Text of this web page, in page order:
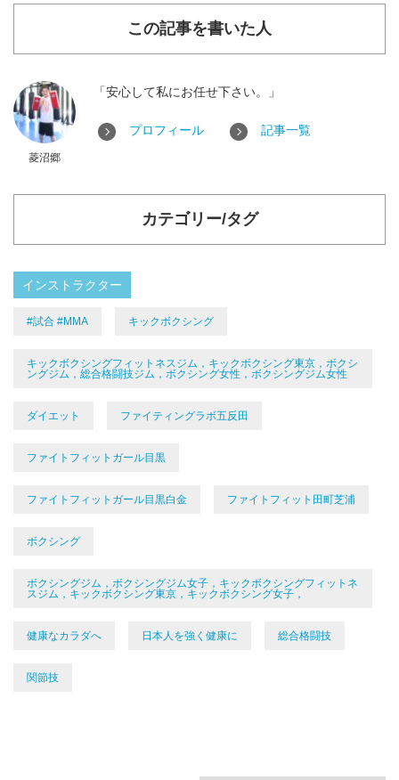
この記事を書いた人
菱沼郷
「安心して私にお任せ下さい。」
プロフィール 記事一覧
カテゴリー/タグ
インストラクター
#試合 #MMA キックボクシング
キックボクシングフィットネスジム，キックボクシング東京，ボクシ
ングジム，総合格闘技ジム，ボクシング女性，ボクシングジム女性
ダイエット ファイティングラボ五反田
ファイトフィットガール目黒
ファイトフィットガール目黒白金 ファイトフィット田町芝浦
ボクシング
ボクシングジム，ボクシングジム女子，キックボクシングフィットネ
スジム，キックボクシング東京，キックボクシング女子，
健康なカラダへ 日本人を強く健康に 総合格闘技
関節技